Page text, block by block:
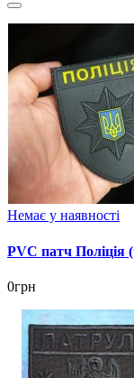
Немає у наявності
PVC патч Поліція
0грн